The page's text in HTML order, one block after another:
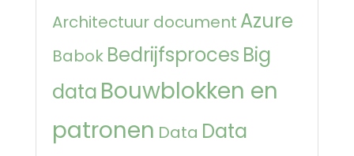
Architectuur document Azure
Babok Bedrijfsproces Big
data Bouwblokken en
patronen Data Data